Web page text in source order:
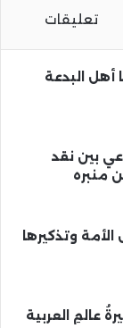
تعليقات
أهل البدعة
بين نقد
منبره
وتذكيرها
عالمِ العربية